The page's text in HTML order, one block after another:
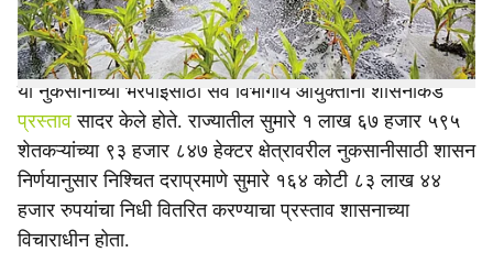
पिकांचे मोठ्या प्रमाणात नुकसान झाले होते.
या नुकसानीच्या भरपाईसाठी सर्व विभागीय आयुक्तांनी शासनाकडे
प्रस्तावसादर केले होते. राज्यातील सुमारे १ लाख ६७ हजार ५९५
शेतकऱ्यांच्या ९३ हजार ८४७ हेक्टर क्षेत्रावरील नुकसानीसाठी शासन
निर्णयानुसार निश्चित दराप्रमाणे सुमारे १६४ कोटी ८३ लाख ४४
हजार रुपयांचा निधी वितरित करण्याचा प्रस्ताव शासनाच्या
विचाराधीन होता.